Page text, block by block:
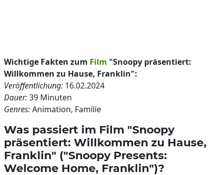
Wichtige Fakten zum Film "Snoopy präsentiert:
Willkommen zu Hause, Franklin":
Veröffentlichung: 16.02.2024
Dauer:39 Minuten
Genres:Animation, Familie
Was passiert im Film "Snoopy
präsentiert: Willkommen zu Hause,
Franklin" ("Snoopy Presents:
Welcome Home, Franklin")?